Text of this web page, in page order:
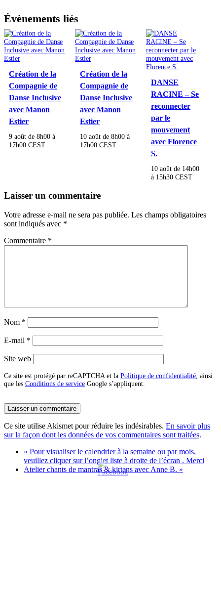
Évènements liés
Création de la
Compagnie de
Danse Inclusive
avec Manon
Estier
9 août de 8h00 à
17h00 CEST
Création de la
Compagnie de
Danse Inclusive
avec Manon
Estier
10 août de 8h00 à
17h00 CEST
DANSE
RACINE – Se
reconnecter
par le
mouvement
avec Florence
S.
10 août de 14h00
à 15h30 CEST
Laisser un commentaire
Votre adresse e-mail ne sera pas publiée. Les champs obligatoires
sont indiqués avec *
Commentaire *
Nom *
E-mail *
Site web
Ce site est protégé par reCAPTCHA et la Politique de confidentialité, ainsi
que les Conditions de service Google s’appliquent.
Ce site utilise Akismet pour réduire les indésirables. En savoir plus
sur la façon dont les données de vos commentaires sont traitées.
« Pour visualiser le calendrier à la semaine ou par mois,
veuillez cliquer sur l’onglet liste à droite de l’écran . Merci
Atelier chants de mantras & kirtans avec Anne B. »